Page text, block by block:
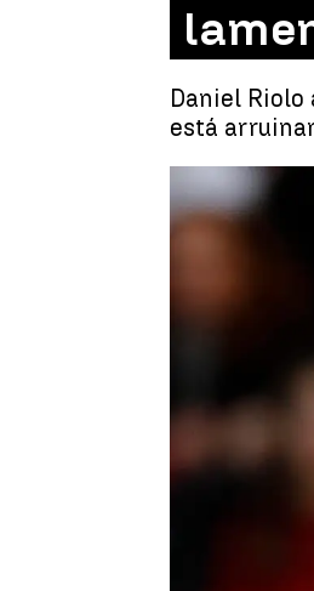
Daniel Riolo
está